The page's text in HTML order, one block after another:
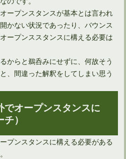
の角度は再現できる？
ープンスタンスが基本とは言われ
かない状況であったり、バウンス
ープンススタンスに構える必要は
からと鵜呑みにせずに、何故そう
、間違った解釈をしてしまい思う
でオープンスタンスに
）
プンスタンスに構える必要がある